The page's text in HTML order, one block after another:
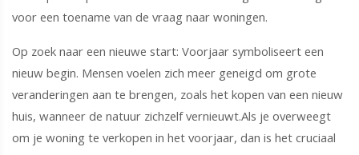
voor een toename van de vraag naar woningen.
Op zoek naar een nieuwe start: Voorjaar symboliseert een
nieuw begin. Mensen voelen zich meer geneigd om grote
veranderingen aan te brengen, zoals het kopen van een nieuw
huis, wanneer de natuur zichzelf vernieuwt.Als je overweegt
om je woning te verkopen in het voorjaar, dan is het cruciaal